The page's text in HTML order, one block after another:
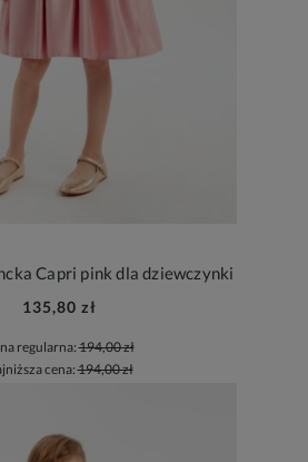
Capri pink dla dziewczynki
135,80 zł
regularna:194,00 zł
cena:194,00 zł